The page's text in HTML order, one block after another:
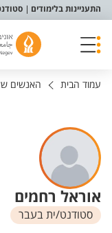
תפריט נגישות
התעניינות בלימודים
עמוד הבית האנשים
אוראל רחמים
סטודנט/ית בעבר